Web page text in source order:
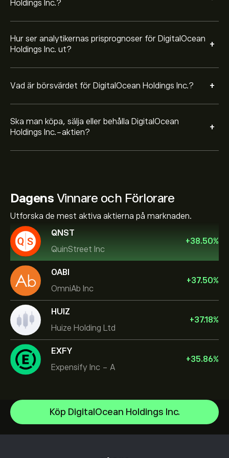
Holdings Inc.?
Hur ser analytikernas prisprognoser för DigitalOcean
Holdings Inc. ut?
+
Vad är börsvärdet för DigitalOcean Holdings Inc.? +
Ska man köpa, sälja eller behålla DigitalOcean
Holdings Inc.-aktien?
+
Dagens Vinnare och Förlorare
Utforska de mest aktiva aktierna på marknaden.
QNST
QuinStreet Inc
+38.50%
OABI
OmniAb Inc
+37.50%
HUIZ
Huize Holding Ltd
+37.18%
EXFY
Expensify Inc - A
+35.86%
Köp DigitalOcean Holdings Inc.
Celestica Inc
Apple